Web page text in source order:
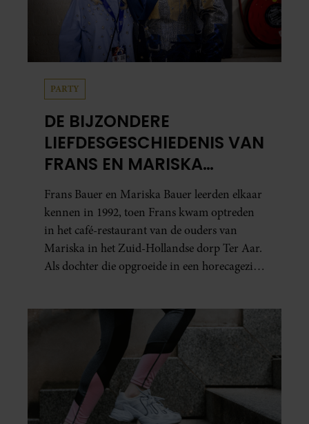
PARTY
DE BIJZONDERE
LIEFDESGESCHIEDENIS VAN
FRANS EN MARISKA
BAUER: OOK IN BED
ELKAARS EERSTE
Frans Bauer en Mariska Bauer leerden elkaar
kennen in 1992, toen Frans kwam optreden
in het café-restaurant van de ouders van
Mariska in het Zuid-Hollandse dorp Ter Aar.
Als dochter die opgroeide in een horecagezin